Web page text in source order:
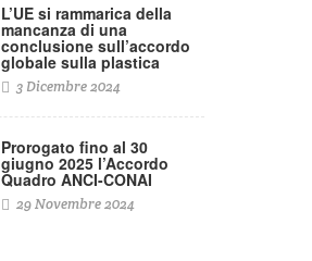
L’UE si rammarica della
mancanza di una
conclusione sull’accordo
globale sulla plastica
3 Dicembre 2024
Prorogato fino al 30
giugno 2025 l’Accordo
Quadro ANCI-CONAI
29 Novembre 2024